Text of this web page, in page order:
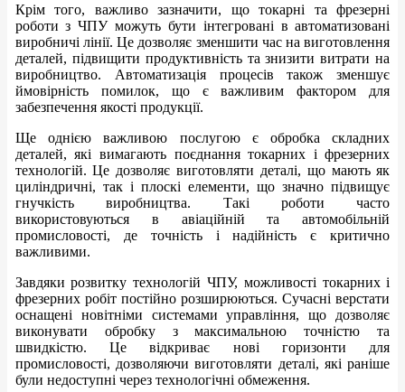
Крім того, важливо зазначити, що токарні та фрезерні
роботи з ЧПУ можуть бути інтегровані в автоматизовані
виробничі лінії. Це дозволяє зменшити час на виготовлення
деталей, підвищити продуктивність та знизити витрати на
виробництво. Автоматизація процесів також зменшує
ймовірність помилок, що є важливим фактором для
забезпечення якості продукції.
Ще однією важливою послугою є обробка складних
деталей, які вимагають поєднання токарних і фрезерних
технологій. Це дозволяє виготовляти деталі, що мають як
циліндричні, так і плоскі елементи, що значно підвищує
гнучкість виробництва. Такі роботи часто
використовуються в авіаційній та автомобільній
промисловості, де точність і надійність є критично
важливими.
Завдяки розвитку технологій ЧПУ, можливості токарних і
фрезерних робіт постійно розширюються. Сучасні верстати
оснащені новітніми системами управління, що дозволяє
виконувати обробку з максимальною точністю та
швидкістю. Це відкриває нові горизонти для
промисловості, дозволяючи виготовляти деталі, які раніше
були недоступні через технологічні обмеження.